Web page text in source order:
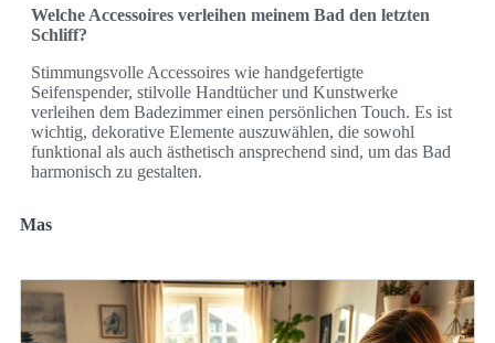
Welche Accessoires verleihen meinem Bad den letzten
Schliff?
Stimmungsvolle Accessoires wie handgefertigte
Seifenspender, stilvolle Handtücher und Kunstwerke
verleihen dem Badezimmer einen persönlichen Touch. Es ist
wichtig, dekorative Elemente auszuwählen, die sowohl
funktional als auch ästhetisch ansprechend sind, um das Bad
harmonisch zu gestalten.
Mas